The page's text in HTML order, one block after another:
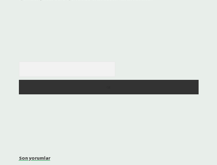
Son yorumlar